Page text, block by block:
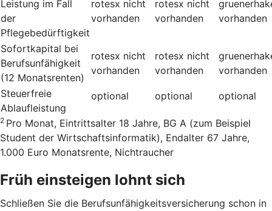
Leistung im Fall
der
Pflegebedürftigkeit
rotesx nicht
vorhanden
rotesx nicht
vorhanden
vorhanden
Sofortkapital bei
Berufsunfähigkeit
(12 Monatsrenten)
rotesx nicht
vorhanden
rotesx nicht
vorhanden
vorhanden
Steuerfreie
Ablaufleistung
optional optional optional
2 Pro Monat, Eintrittsalter 18 Jahre, BG A (zum Beispiel
Student der Wirtschaftsinformatik), Endalter 67 Jahre,
1.000 Euro Monatsrente, Nichtraucher
Früh einsteigen lohnt sich
Schließen Sie die Berufsunfähigkeitsversicherung schon in